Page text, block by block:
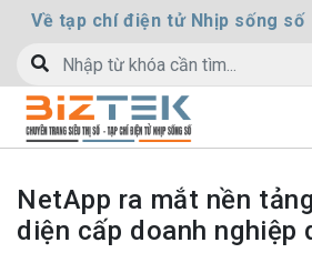
Về tạp chí điện tử Nhịp sống số
NetApp ra mắt nền
diện cấp doanh nghiệp